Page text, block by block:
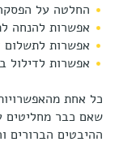
החלטה על
אפשרות להנחה
אפשרות לתשלום
אפשרות לדילול
כל אחת
שאם כבר מחליטים
ההיבטים הברורים